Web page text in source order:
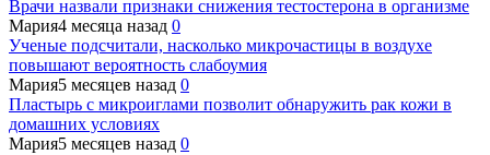
Врачи назвали признаки снижения тестостерона в организме
Мария4 месяца назад 0
Ученые подсчитали, насколько микрочастицы в воздухе
повышают вероятность слабоумия
Мария5 месяцев назад 0
Пластырь с микроиглами позволит обнаружить рак кожи в
домашних условиях
Мария5 месяцев назад 0